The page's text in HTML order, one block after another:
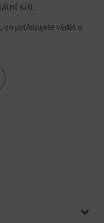
síti.
co potřebujete vědět o